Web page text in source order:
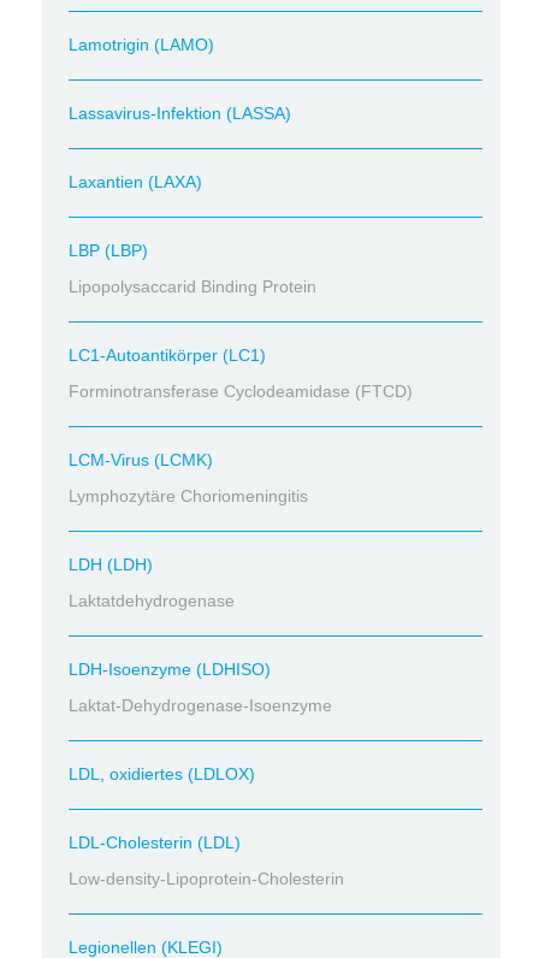
Lamotrigin (LAMO)
Lassavirus-Infektion (LASSA)
Laxantien (LAXA)
LBP (LBP)
Lipopolysaccarid Binding Protein
LC1-Autoantikörper (LC1)
Forminotransferase Cyclodeamidase (FTCD)
LCM-Virus (LCMK)
Lymphozytäre Choriomeningitis
LDH (LDH)
Laktatdehydrogenase
LDH-Isoenzyme (LDHISO)
Laktat-Dehydrogenase-Isoenzyme
LDL, oxidiertes (LDLOX)
LDL-Cholesterin (LDL)
Low-density-Lipoprotein-Cholesterin
Legionellen (KLEGI)